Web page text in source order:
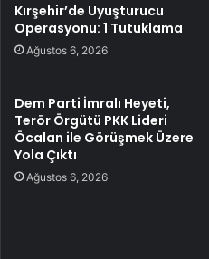
Kırşehir’de Uyuşturucu
Operasyonu: 1 Tutuklama
Ağustos 6, 2026
Dem Parti İmralı Heyeti,
Terör Örgütü PKK Lideri
Öcalan ile Görüşmek Üzere
Yola Çıktı
Ağustos 6, 2026